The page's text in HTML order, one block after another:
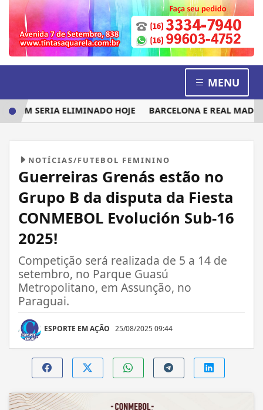
MENU
SERIA ELIMINADO HOJE BARCELONA E REAL MADRID
NOTÍCIAS/FUTEBOL FEMININO
Guerreiras Grenás estão no
Grupo B da disputa da Fiesta
CONMEBOL Evolución Sub-16
2025!
Competição será realizada de 5 a 14 de
setembro, no Parque Guasú
Metropolitano, em Assunção, no
Paraguai.
ESPORTE EM AÇÃO 25/08/2025 09:44